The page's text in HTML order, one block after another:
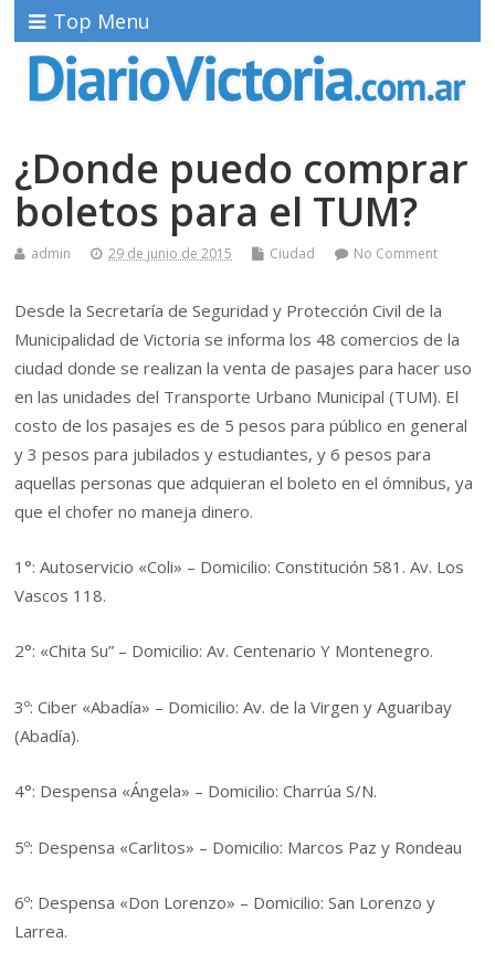
Top Menu
¿Donde puedo comprar
boletos para el TUM?
admin 29 de junio de 2015 Ciudad No Comment
Desde la Secretaría de Seguridad y Protección Civil de la
Municipalidad de Victoria se informa los 48 comercios de la
ciudad donde se realizan la venta de pasajes para hacer uso
en las unidades del Transporte Urbano Municipal (TUM). El
costo de los pasajes es de 5 pesos para público en general
y 3 pesos para jubilados y estudiantes, y 6 pesos para
aquellas personas que adquieran el boleto en el ómnibus, ya
que el chofer no maneja dinero.
1°: Autoservicio «Coli» – Domicilio: Constitución 581. Av. Los
Vascos 118.
2°: «Chita Su” – Domicilio: Av. Centenario Y Montenegro.
3º: Ciber «Abadía» – Domicilio: Av. de la Virgen y Aguaribay
(Abadía).
4°: Despensa «Ángela» – Domicilio: Charrúa S/N.
5º: Despensa «Carlitos» – Domicilio: Marcos Paz y Rondeau
6º: Despensa «Don Lorenzo» – Domicilio: San Lorenzo y
Larrea.